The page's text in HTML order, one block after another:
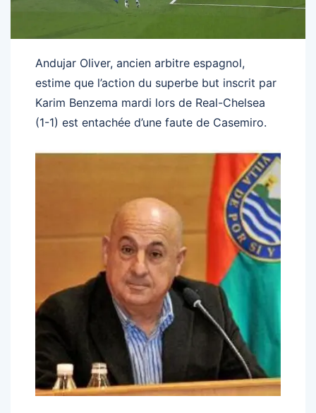
Andujar Oliver, ancien arbitre espagnol,
estime que l’action du superbe but inscrit par
Karim Benzema mardi lors de Real-Chelsea
(1-1) est entachée d’une faute de Casemiro.